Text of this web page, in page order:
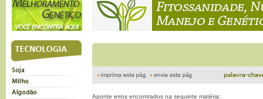
Aponte erros encontrados na seguinte matéria: